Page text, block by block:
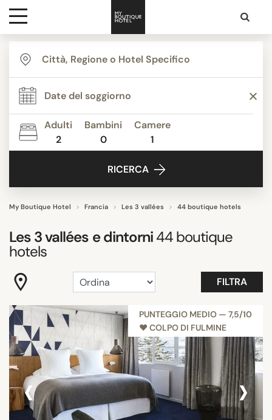
Destinazioni
Ispirazione
Contatti
Adulti
2
Bambini
0
Camere
1
RICERCA
My Boutique Hotel Francia Les 3 vallées 44 boutique hotels
Les 3 vallées e dintorni44boutique
hotels
FILTRA
THEMI
Appartamenti
Boutique Hotels
Casa vacanze
Chalet
Hotel di Lusso
Piccoli hotel
Camera con vista
Colpo di fulmine
Confidenziale hotels
Hotel romantici
Wellness
Mostra tutti
PUNTEGGIO MEDIO — 7,5/10
♥︎ COLPO DI FULMINE
‹ ›